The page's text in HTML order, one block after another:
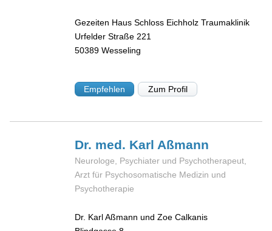
Gezeiten Haus Schloss Eichholz Traumaklinik
Urfelder Straße 221
50389 Wesseling
Empfehlen Zum Profil
Dr. med. Karl Aßmann
Neurologe, Psychiater und Psychotherapeut,
Arzt für Psychosomatische Medizin und
Psychotherapie
Dr. Karl Aßmann und Zoe Calkanis